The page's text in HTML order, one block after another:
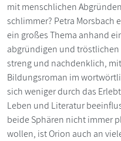
mit menschlichen
schlimmer? Petra Morsbach
ein großes Thema anhand
abgründigen und
streng und nachdenklich,
Bildungsroman im
sich weniger durch das
Leben und Literatur
beide Sphären nicht immer
wollen, ist Orion auch an